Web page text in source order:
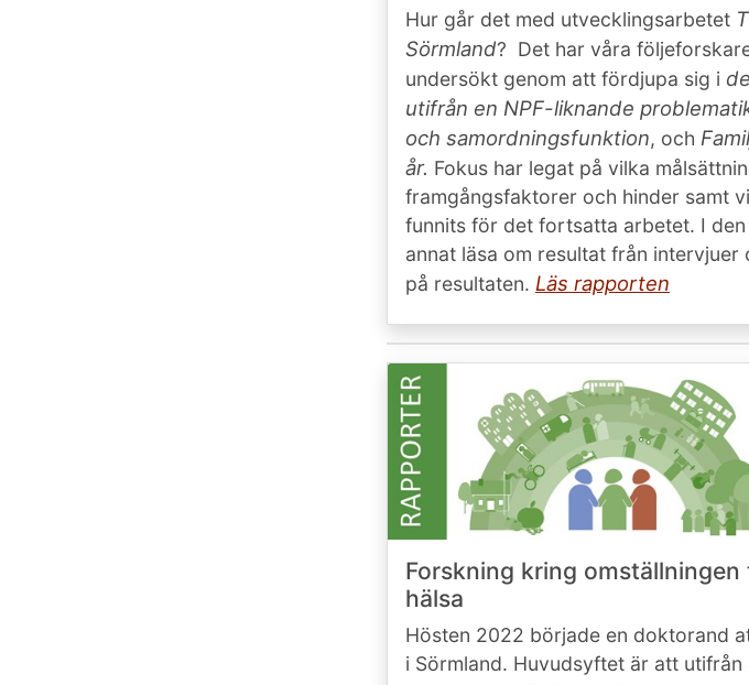
Hur går det med utvecklingsarbetet
Sörmland? Det har våra
undersökt genom att fördjupa sig i
utifrån en NPF-liknande
och samordningsfunktion, och
år. Fokus har legat på vilka
framgångsfaktorer och hinder samt
funnits för det fortsatta arbetet. I
annat läsa om resultat från
på resultaten. Läs rapporten
Forskning kring
hälsa
Hösten 2022 började en doktorand
i Sörmland. Huvudsyftet är att